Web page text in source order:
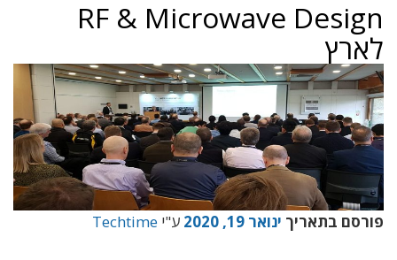
RF & Microwave Design
לארץ
פורסם בתאריך ינואר 19, 2020 ע"י Techtime